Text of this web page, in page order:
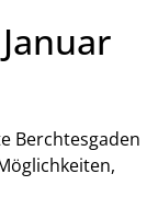
Berchtesgaden